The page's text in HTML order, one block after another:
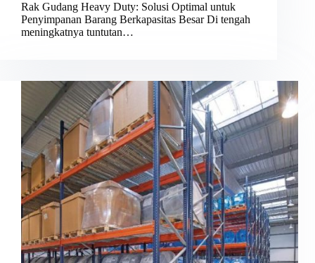
Rak Gudang Heavy Duty: Solusi Optimal untuk
Penyimpanan Barang Berkapasitas Besar Di tengah
meningkatnya tuntutan…